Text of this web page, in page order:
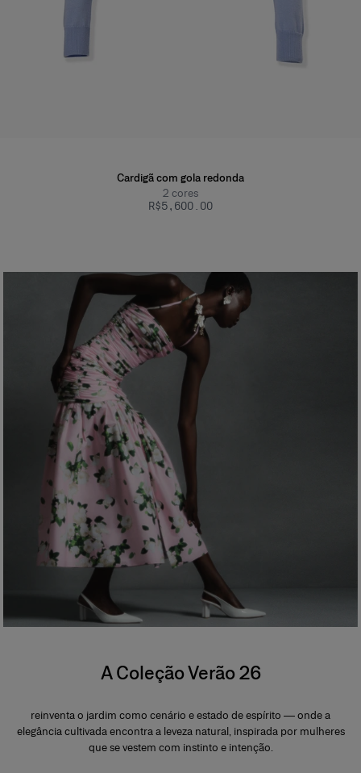
Cardigã com gola redonda
2 cores
R$‌5,600.00
A Coleção Verão 26
reinventa o jardim como cenário e estado de espírito — onde a
elegância cultivada encontra a leveza natural, inspirada por mulheres
que se vestem com instinto e intenção.